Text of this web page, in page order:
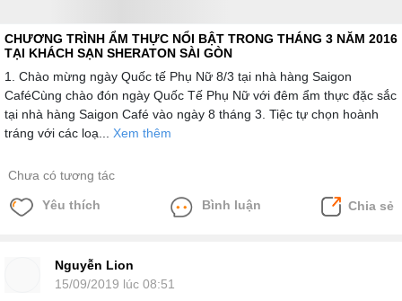
CHƯƠNG TRÌNH ẨM THỰC NỔI BẬT TRONG THÁNG 3 NĂM 2016
TẠI KHÁCH SẠN SHERATON SÀI GÒN
1. Chào mừng ngày Quốc tế Phụ Nữ 8/3 tại nhà hàng Saigon
CaféCùng chào đón ngày Quốc Tế Phụ Nữ với đêm ẩm thực đặc sắc
tại nhà hàng Saigon Café vào ngày 8 tháng 3. Tiệc tự chọn hoành
tráng với các loạ... Xem thêm
Chưa có tương tác
Yêu thích Bình luận Chia sẻ
Nguyễn Lion
15/09/2019 lúc 08:51